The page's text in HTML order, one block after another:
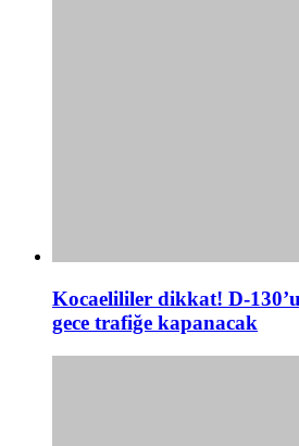
Kocaelililer dikkat! D-
gece trafiğe kapanacak